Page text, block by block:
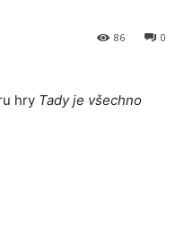
0
86
hry Tady je všechno